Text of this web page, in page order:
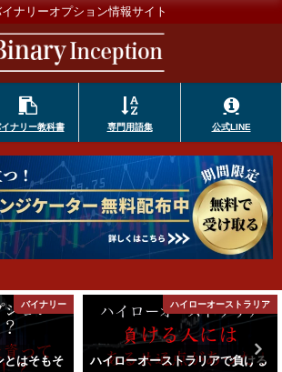
ナリーオプション情報サイト
イナリー教科書 専門用語集 公式LINE
ーオーストラリア
アで負ける
攻略法
マーチンゲール法とは何か？ハイ